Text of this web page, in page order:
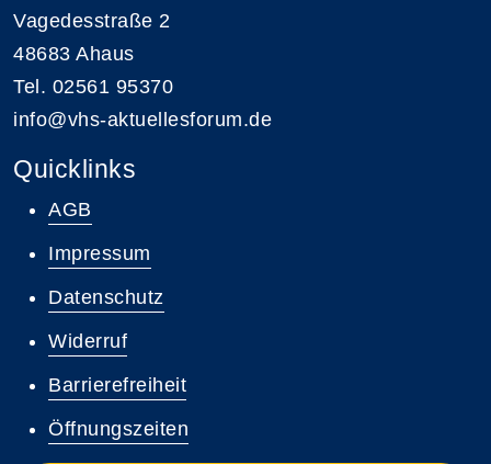
Vagedesstraße 2
48683 Ahaus
Tel. 02561 95370
info@vhs-aktuellesforum.de
Quicklinks
AGB
Impressum
Datenschutz
Widerruf
Barrierefreiheit
Öffnungszeiten